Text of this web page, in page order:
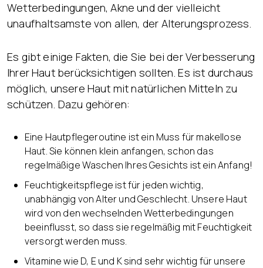
Wetterbedingungen, Akne und der vielleicht
unaufhaltsamste von allen, der Alterungsprozess.
Es gibt einige Fakten, die Sie bei der Verbesserung
Ihrer Haut berücksichtigen sollten. Es ist durchaus
möglich, unsere Haut mit natürlichen Mitteln zu
schützen. Dazu gehören:
Eine Hautpflegeroutine ist ein Muss für makellose
Haut. Sie können klein anfangen, schon das
regelmäßige Waschen Ihres Gesichts ist ein Anfang!
Feuchtigkeitspflege ist für jeden wichtig,
unabhängig von Alter und Geschlecht. Unsere Haut
wird von den wechselnden Wetterbedingungen
beeinflusst, so dass sie regelmäßig mit Feuchtigkeit
versorgt werden muss.
Vitamine wie D, E und K sind sehr wichtig für unsere